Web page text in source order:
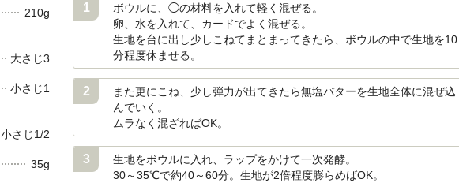
210g
大さじ3
小さじ1
小さじ1/2
35g
1
ボウルに、◯の材料を入れて軽く混ぜる。
卵、水を入れて、カードでよく混ぜる。
生地を台に出し少しこねてまとまってきたら、ボウルの中で生地を10
分程度休ませる。
2
また更にこね、少し弾力が出てきたら無塩バターを生地全体に混ぜ込
んでいく。
ムラなく混ざればOK。
3
生地をボウルに入れ、ラップをかけて一次発酵。
30～35℃で約40～60分。生地が2倍程度膨らめばOK。